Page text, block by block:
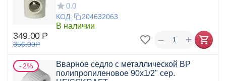
0.0
КОД: 204632063
В наличии
349.00 Р
356.00Р +
−
2%
Вварное седло с металлической ВР
полипропиленовое 90x1/2" сер.